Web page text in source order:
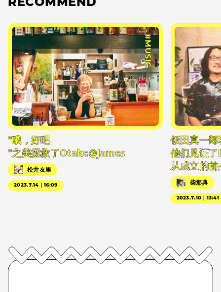
RECOMMEND
#MUSIC
“哦，好吧
“之美拯救了Otake@James
松井友里
2023.7.14｜16:09
饭田真一
他们见证
从成立的
柴那典
2023.7.10｜13:41